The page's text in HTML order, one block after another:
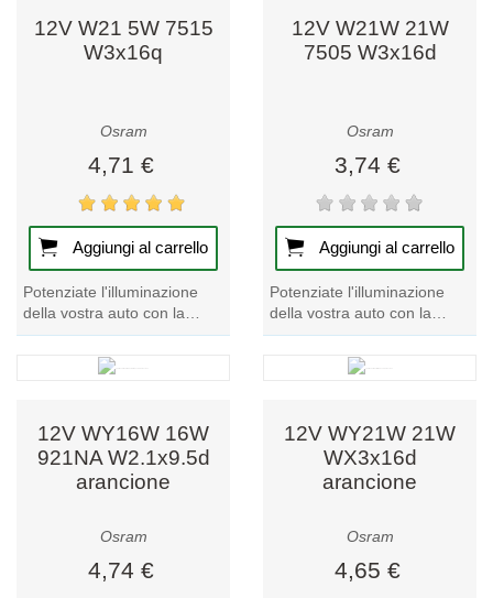
12V W21 5W 7515
W3x16q
Osram
4,71 €
Aggiungi al carrello
Potenziate l'illuminazione
della vostra auto con la
potente lampadina da 12 V
per auto. Illuminate la strada
12V W21W 21W
7505 W3x16d
Osram
3,74 €
Aggiungi al carrello
Potenziate l'illuminazione
della vostra auto con la
potente lampadina per auto
da 12 V - W21W 21W 7505
12V WY16W 16W
921NA W2.1x9.5d
arancione
Osram
4,74 €
12V WY21W 21W
WX3x16d
arancione
Osram
4,65 €